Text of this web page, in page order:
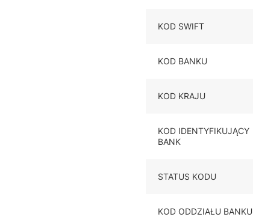
KOD SWIFT
KOD BANKU
KOD KRAJU
KOD IDENTYFIKUJĄCY
BANK
STATUS KODU
KOD ODDZIAŁU BANKU